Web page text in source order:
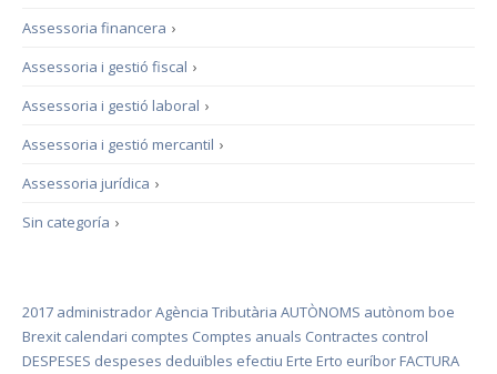
›
Assessoria financera
›
Assessoria i gestió fiscal
›
Assessoria i gestió laboral
›
Assessoria i gestió mercantil
›
Assessoria jurídica
›
Sin categoría
2017 administradorAgència Tributària AUTÒNOMS autònom boe
Brexit calendari comptes Comptes anuals Contractes control
DESPESES despeses deduïbles efectiu Erte Erto euríbor FACTURA